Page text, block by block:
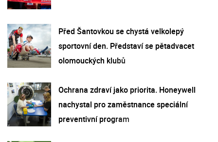
Před Šantovkou se chystá velkolepý
sportovní den. Představí se pětadvacet
olomouckých klubů
Ochrana zdraví jako priorita. Honeywell
nachystal pro zaměstnance speciální
preventivní program